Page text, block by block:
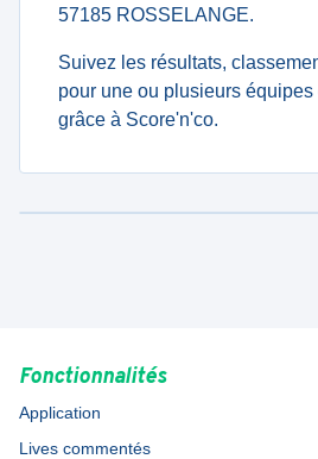
57185 ROSSELANGE.
Suivez les résultats,
pour une ou plusieurs
grâce à Score'n'co.
Fonctionnalités
Application
Lives commentés